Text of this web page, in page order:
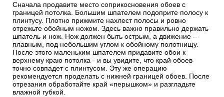
Сначала продавите место соприкосновения обоев с
границей потолка. Большим шпателем подоприте полосу к
плинтусу. Плотно прижмите нахлест полосы и ровно
отрежьте обойным ножом. Здесь важно правильно держать
шпатель и нож. Нож должен быть острым, а движение –
плавным, под небольшим углом к обойному полотнищу.
После этого маленьким шпателем придавите обои к
верхнему краю потолка - и вы увидите, что край обоев
точно совпадет с плинтусом. Эту же операцию
рекомендуется проделать с нижней границей обоев. После
отрезания обработайте край «перышком» и разгладьте
влажной губкой.